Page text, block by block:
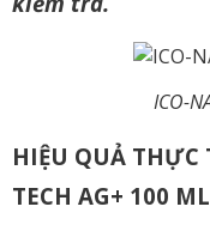
ICO-
HIỆU QUẢ THỰC
TECH AG+ 100 ML